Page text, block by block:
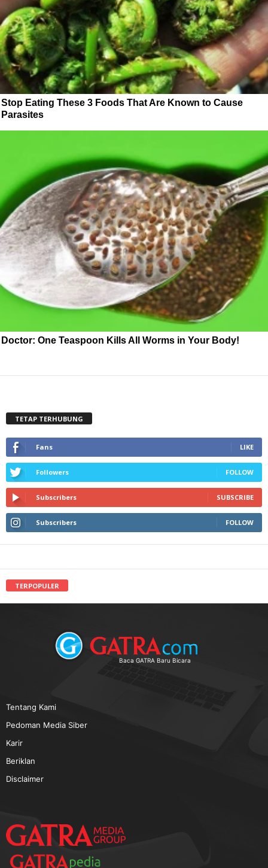
Stop Eating These 3 Foods That Are Known to Cause
Parasites
Doctor: One Teaspoon Kills All Worms in Your Body!
TETAP TERHUBUNG
Fans LIKE
Followers FOLLOW
Subscribers SUBSCRIBE
Subscribers FOLLOW